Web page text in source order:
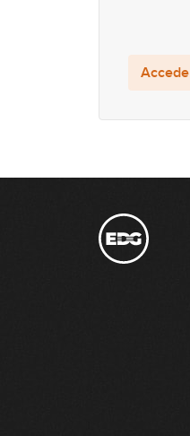
Accede